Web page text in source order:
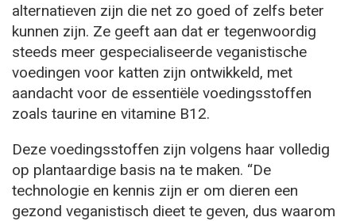
alternatieven zijn die net zo goed of zelfs beter
kunnen zijn. Ze geeft aan dat er tegenwoordig
steeds meer gespecialiseerde veganistische
voedingen voor katten zijn ontwikkeld, met
aandacht voor de essentiële voedingsstoffen
zoals taurine en vitamine B12.
Deze voedingsstoffen zijn volgens haar volledig
op plantaardige basis na te maken. “De
technologie en kennis zijn er om dieren een
gezond veganistisch dieet te geven, dus waarom